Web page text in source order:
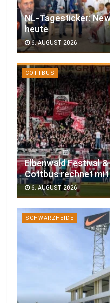
NL-Tagesticker:
heute
6. AUGUST 2026
COTTBUS
Elbenwald Festival
Cottbus rechnet
6. AUGUST 2026
SCHWARZHEIDE